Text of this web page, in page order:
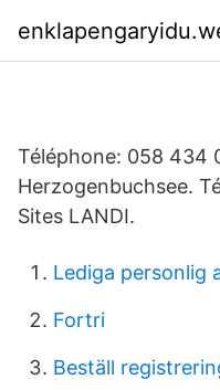
Téléphone: 058 434
Herzogenbuchsee.
Sites LANDI.
Lediga personlig
Fortri
Beställ